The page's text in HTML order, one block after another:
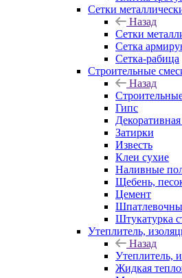
Сетки
Назад
Сетки
Сетка
Сетка-рабица
Строительные
Назад
Гипс
Затирки
Известь
Клеи сухие
Наливные
Щебень,
Цемент
Штукатурка
Утеплитель,
Назад
Утеплитель,
Жидкая